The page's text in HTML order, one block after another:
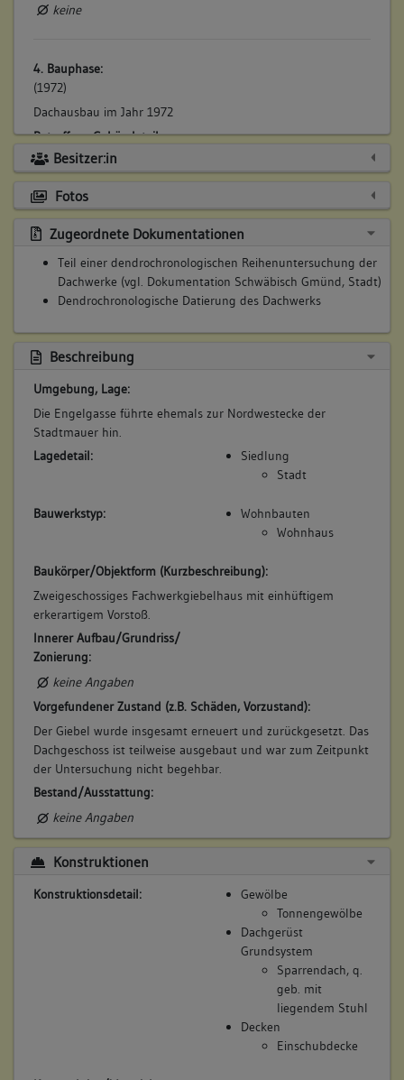
keine
4. Bauphase:
(1972)
Dachausbau im Jahr 1972
Betroffene Gebäudeteile:
Dachgeschoss(e)
Besitzer:in
Fotos
Zugeordnete Dokumentationen
Teil einer dendrochronologischen Reihenuntersuchung der
Dachwerke (vgl. Dokumentation Schwäbisch Gmünd, Stadt)
Dendrochronologische Datierung des Dachwerks
Beschreibung
Umgebung, Lage:
Die Engelgasse führte ehemals zur Nordwestecke der
Stadtmauer hin.
Lagedetail:
Siedlung
Stadt
Bauwerkstyp:
Wohnbauten
Wohnhaus
Baukörper/Objektform (Kurzbeschreibung):
Zweigeschossiges Fachwerkgiebelhaus mit einhüftigem
erkerartigem Vorstoß.
Innerer Aufbau/Grundriss/
Zonierung:
keine Angaben
Vorgefundener Zustand (z.B. Schäden, Vorzustand):
Der Giebel wurde insgesamt erneuert und zurückgesetzt. Das
Dachgeschoss ist teilweise ausgebaut und war zum Zeitpunkt
der Untersuchung nicht begehbar.
Bestand/Ausstattung:
keine Angaben
Konstruktionen
Konstruktionsdetail:
Gewölbe
Tonnengewölbe
Dachgerüst
Grundsystem
Sparrendach, q.
geb. mit
liegendem Stuhl
Decken
Einschubdecke